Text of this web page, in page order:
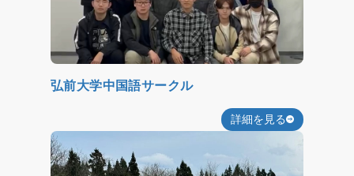
弘前大学中国語サークル
詳細を見る